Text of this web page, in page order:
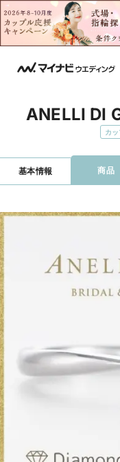
ANELLI DI
カ
基本情報 商品